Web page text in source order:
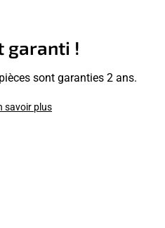
garanti !
sont garanties 2 ans.
savoir plus